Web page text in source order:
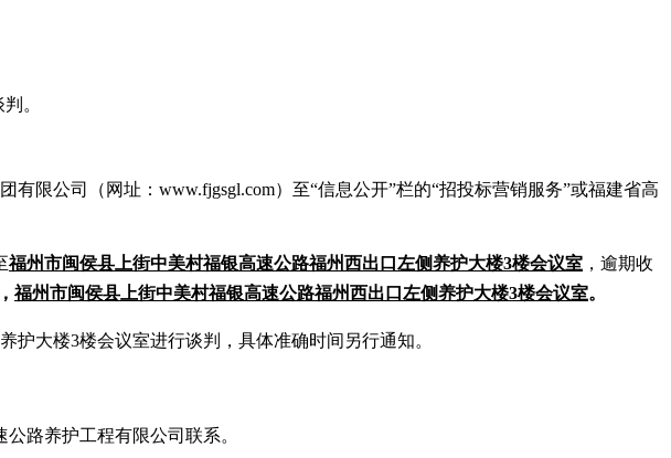
。
有限公司（网址：www.fjgsgl.com）至“信息公开”栏的“招投标营销服务”或福建省高
福州市闽侯县上街中美村福银高速公路福州西出口左侧养护大楼3楼会议室 ，逾期收
福州市闽侯县上街中美村福银高速公路福州西出口左侧养护大楼3楼会议室。
护大楼3楼会议室进行谈判， 具体准确时间另行通知。
路养护工程有限公司联系。